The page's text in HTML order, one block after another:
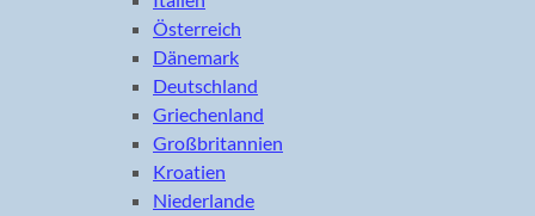
Österreich
Dänemark
Deutschland
Griechenland
Großbritannien
Kroatien
Niederlande